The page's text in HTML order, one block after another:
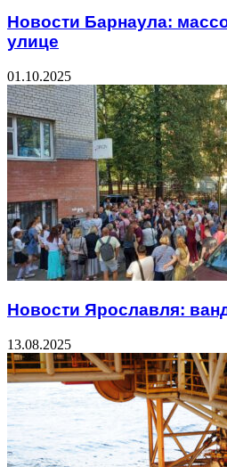
Новости Барнаула:
улице
01.10.2025
Новости Ярославля:
13.08.2025